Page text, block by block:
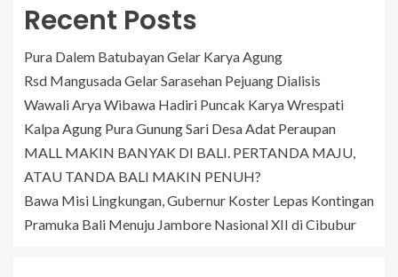
Recent Posts
Pura Dalem Batubayan Gelar Karya Agung
Rsd Mangusada Gelar Sarasehan Pejuang Dialisis
Wawali Arya Wibawa Hadiri Puncak Karya Wrespati
Kalpa Agung Pura Gunung Sari Desa Adat Peraupan
MALL MAKIN BANYAK DI BALI. PERTANDA MAJU,
ATAU TANDA BALI MAKIN PENUH?
Bawa Misi Lingkungan, Gubernur Koster Lepas Kontingan
Pramuka Bali Menuju Jambore Nasional XII di Cibubur